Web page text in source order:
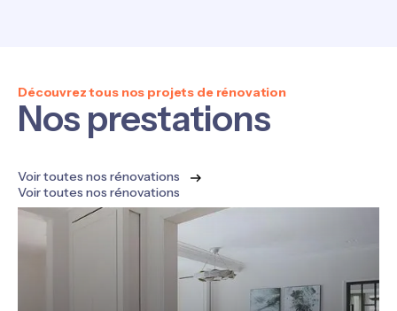
Découvrez tous nos projets de rénovation
Nos prestations
Voir toutes nos rénovations
Voir toutes nos rénovations